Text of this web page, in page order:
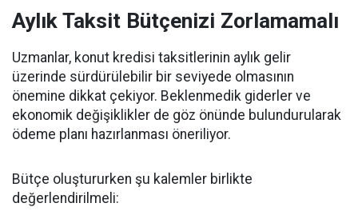
Aylık Taksit Bütçenizi Zorlamamalı
Uzmanlar, konut kredisi taksitlerinin aylık gelir
üzerinde sürdürülebilir bir seviyede olmasının
önemine dikkat çekiyor. Beklenmedik giderler ve
ekonomik değişiklikler de göz önünde bulundurularak
ödeme planı hazırlanması öneriliyor.
Bütçe oluştururken şu kalemler birlikte
değerlendirilmeli: